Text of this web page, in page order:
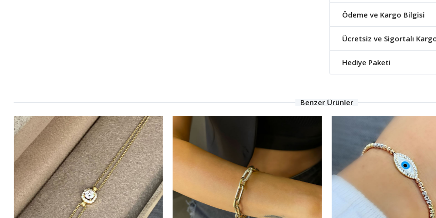
Ödeme ve Kargo Bilgisi
Ücretsiz ve Sigortalı
Hediye Paketi
Benzer Ürünler